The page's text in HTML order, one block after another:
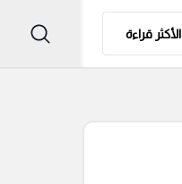
الأكثر قراءة